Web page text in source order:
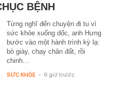
BỆNH
Từng nghĩ đến chuyện đi tu vì
sức khỏe xuống dốc, anh Hưng
bước vào một hành trình kỳ lạ:
bỏ giày, chạy chân đất, rồi
chinh…
SỨC KHỎE - 6 giờ trước